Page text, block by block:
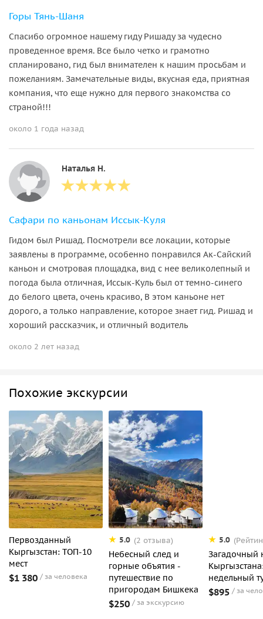
Горы Тянь-Шаня
Спасибо огромное нашему гиду Ришаду за чудесно
проведенное время. Все было четко и грамотно
спланировано, гид был внимателен к нашим просьбам и
пожеланиям. Замечательные виды, вкусная еда, приятная
компания, что еще нужно для первого знакомства со
страной!!!
около 1 года назад
Наталья Н.
Сафари по каньонам Иссык-Куля
Гидом был Ришад. Посмотрели все локации, которые
заявлены в программе, особенно понравился Ак-Сайский
каньон и смотровая площадка, вид с нее великолепный и
погода была отличная, Иссык-Куль был от темно-синего
до белого цвета, очень красиво, В этом каньоне нет
дорого, а только направление, которое знает гид. Ришад и
хороший рассказчик, и отличный водитель
около 2 лет назад
Похожие экскурсии
Первозданный
Кыргызстан: ТОП-10
мест
$1 380 за человека
5.0 (2 отзыва)
Небесный след и
горные объятия -
путешествие по
пригородам Бишкека
$250 за экскурсию
5.0
Загадочный
недельный
$895 за